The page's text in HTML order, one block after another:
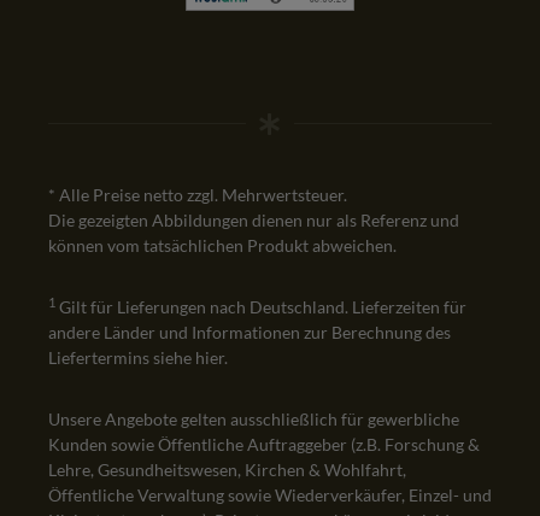
* Alle Preise netto zzgl. Mehrwertsteuer.
Die gezeigten Abbildungen dienen nur als Referenz und
können vom tatsächlichen Produkt abweichen.
1 Gilt für Lieferungen nach Deutschland. Lieferzeiten für
andere Länder und Informationen zur Berechnung des
Liefertermins siehe hier.
Unsere Angebote gelten ausschließlich für gewerbliche
Kunden sowie Öffentliche Auftraggeber (z.B. Forschung &
Lehre, Gesundheitswesen, Kirchen & Wohlfahrt,
Öffentliche Verwaltung sowie Wiederverkäufer, Einzel- und